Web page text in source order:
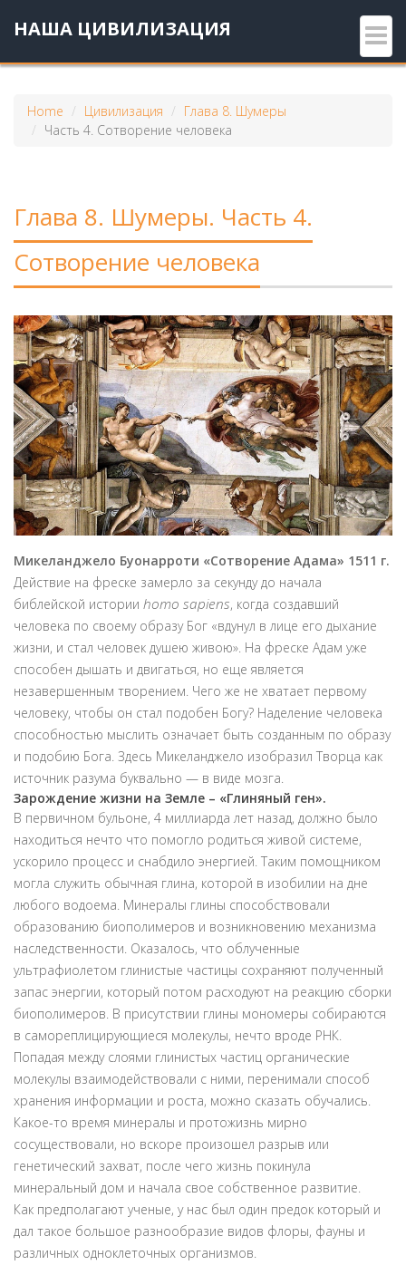
НАША ЦИВИЛИЗАЦИЯ
Home Цивилизация
Глава 8. Шумеры
Часть 4. Сотворение человека
Глава 8. Шумеры. Часть 4.
Сотворение человека
Микеланджело Буонарроти «Сотворение Адама» 1511 г.
Действие на фреске замерло за секунду до начала
библейской истории homo sapiens, когда создавший
человека по своему образу Бог «вдунул в лице его дыхание
жизни, и стал человек душею живою». На фреске Адам уже
способен дышать и двигаться, но еще является
незавершенным творением. Чего же не хватает первому
человеку, чтобы он стал подобен Богу? Наделение человека
способностью мыслить означает быть созданным по образу
и подобию Бога. Здесь Микеланджело изобразил Творца как
источник разума буквально — в виде мозга.
Зарождение жизни на Земле – «Глиняный ген».
В первичном бульоне, 4 миллиарда лет назад, должно было
находиться нечто что помогло родиться живой системе,
ускорило процесс и снабдило энергией. Таким помощником
могла служить обычная глина, которой в изобилии на дне
любого водоема. Минералы глины способствовали
образованию биополимеров и возникновению механизма
наследственности. Оказалось, что облученные
ультрафиолетом глинистые частицы сохраняют полученный
запас энергии, который потом расходуют на реакцию сборки
биополимеров. В присутствии глины мономеры собираются
в самореплицирующиеся молекулы, нечто вроде РНК.
Попадая между слоями глинистых частиц органические
молекулы взаимодействовали с ними, перенимали способ
хранения информации и роста, можно сказать обучались.
Какое-то время минералы и протожизнь мирно
сосуществовали, но вскоре произошел разрыв или
генетический захват, после чего жизнь покинула
минеральный дом и начала свое собственное развитие.
Как предполагают ученые, у нас был один предок который и
дал такое большое разнообразие видов флоры, фауны и
различных одноклеточных организмов.